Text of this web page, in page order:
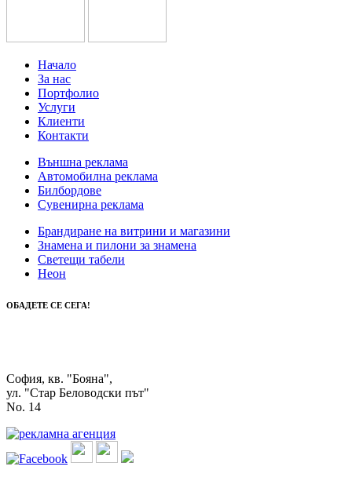
Начало
За нас
Портфолио
Услуги
Клиенти
Контакти
Външна реклама
Автомобилна реклама
Билбордове
Сувенирна реклама
Брандиране на витрини и магазини
Знамена и пилони за знамена
Светещи табели
Неон
ОБАДЕТЕ СЕ СЕГА!
София, кв. "Бояна",
ул. "Стар Беловодски път"
No. 14